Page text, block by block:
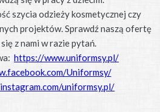
szycia odzieży kosmetycznej czy
projektów. Sprawdź naszą ofertę
z nami w razie pytań.
https://www.uniformsy.pl/
Uniformsy/
uniformsy.pl/